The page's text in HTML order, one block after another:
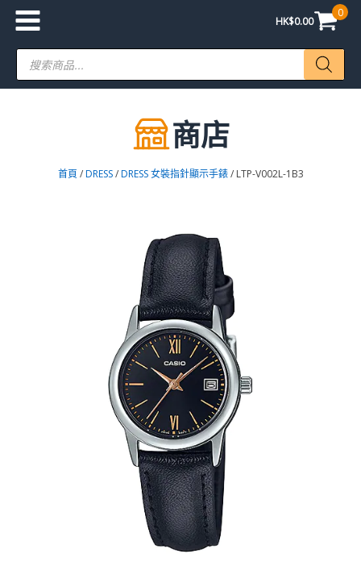
HK$0.00
0
Products
search
商店
首頁 /DRESS/DRESS 女裝指針顯示手錶/ LTP-V002L-1B3